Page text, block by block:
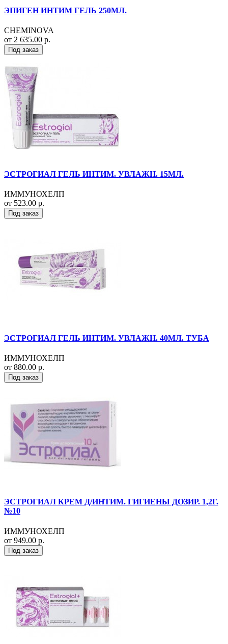
ЭПИГЕН ИНТИМ ГЕЛЬ 250МЛ.
CHEMINOVA
от 2 635.00 р.
Под заказ
ЭСТРОГИАЛ ГЕЛЬ ИНТИМ. УВЛАЖН. 15МЛ.
ИММУНОХЕЛП
от 523.00 р.
Под заказ
ЭСТРОГИАЛ ГЕЛЬ ИНТИМ. УВЛАЖН. 40МЛ. ТУБА
ИММУНОХЕЛП
от 880.00 р.
Под заказ
ЭСТРОГИАЛ КРЕМ Д/ИНТИМ. ГИГИЕНЫ ДОЗИР. 1,2Г.
№10
ИММУНОХЕЛП
от 949.00 р.
Под заказ